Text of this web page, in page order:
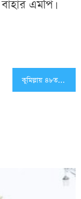
এমপি।
কুমিল্লায় ৪৮তম সমবায় দিবস পালিত